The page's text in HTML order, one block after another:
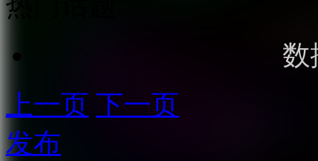
数
上一页 下一页
发布